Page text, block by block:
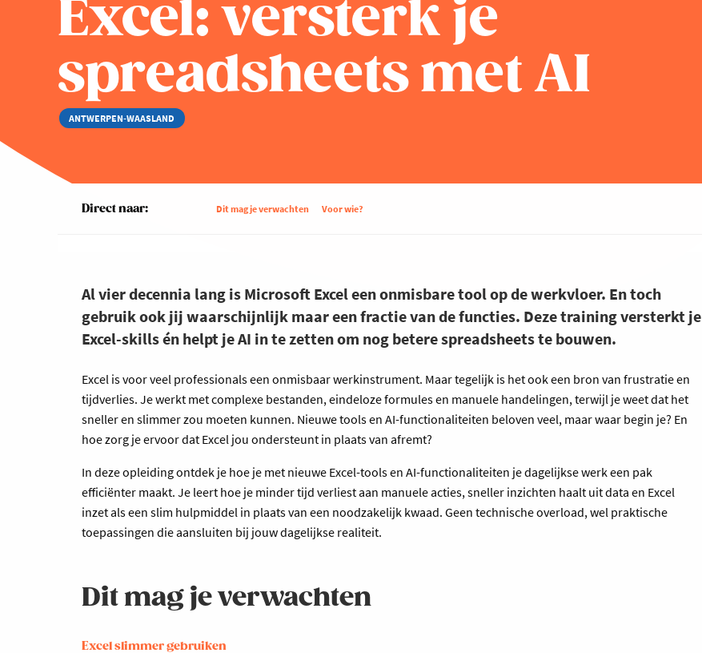
Excel: versterk je
spreadsheets met AI
ANTWERPEN-WAASLAND
Direct naar: Dit mag je verwachten Voor wie?
Al vier decennia lang is Microsoft Excel een onmisbare tool op de werkvloer. En toch
gebruik ook jij waarschijnlijk maar een fractie van de functies. Deze training versterkt je
Excel-skills én helpt je AI in te zetten om nog betere spreadsheets te bouwen.
Excel is voor veel professionals een onmisbaar werkinstrument. Maar tegelijk is het ook een bron van frustratie en
tijdverlies. Je werkt met complexe bestanden, eindeloze formules en manuele handelingen, terwijl je weet dat het
sneller en slimmer zou moeten kunnen. Nieuwe tools en AI-functionaliteiten beloven veel, maar waar begin je? En
hoe zorg je ervoor dat Excel jou ondersteunt in plaats van afremt?
In deze opleiding ontdek je hoe je met nieuwe Excel-tools en AI-functionaliteiten je dagelijkse werk een pak
efficiënter maakt. Je leert hoe je minder tijd verliest aan manuele acties, sneller inzichten haalt uit data en Excel
inzet als een slim hulpmiddel in plaats van een noodzakelijk kwaad. Geen technische overload, wel praktische
toepassingen die aansluiten bij jouw dagelijkse realiteit.
Dit mag je verwachten
Excel slimmer gebruiken